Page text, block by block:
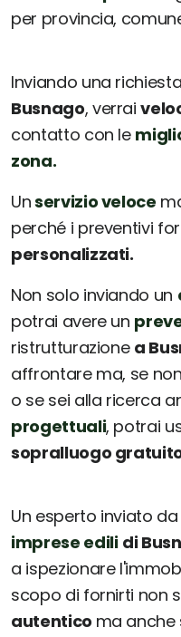
per provincia,
Inviando una
Busnago, verrai
contatto con le
zona.
Unservizio veloce
perché i preventivi
personalizzati.
Non solo inviando un
potrai avere un
ristrutturazione a
affrontare ma, se
o se sei alla ricerca
progettuali, potrai
sopralluogo
Un esperto inviato
imprese edili di
a ispezionare
scopo di fornirti non
autentico ma